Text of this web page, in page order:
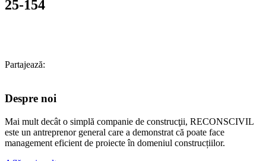
25-154
Partajează:
Despre noi
Mai mult decât o simplă companie de construcţii, RECONSCIVIL
este un antreprenor general care a demonstrat că poate face
management eficient de proiecte în domeniul construcțiilor.